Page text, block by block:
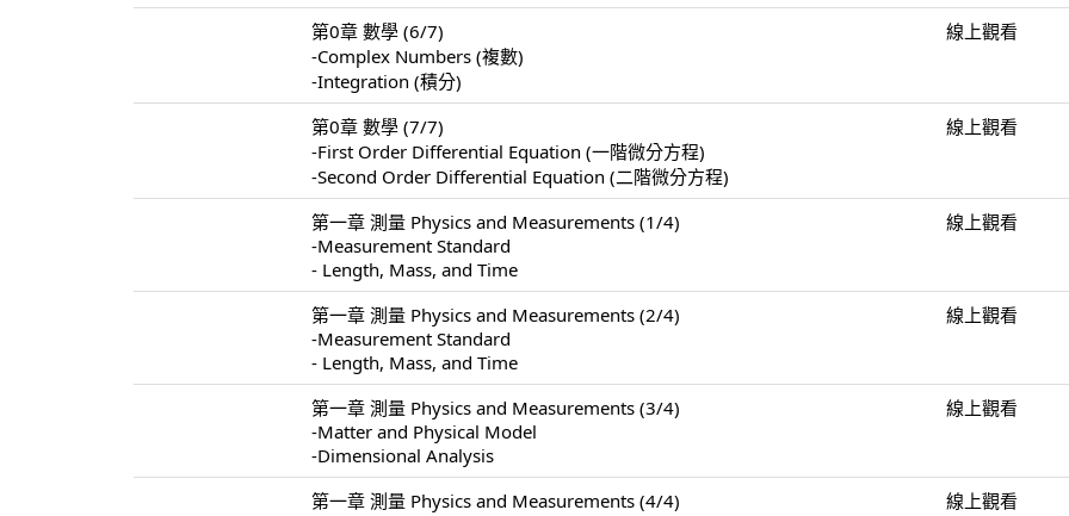
第0章 數學 (6/7)
-Complex Numbers (複數)
-Integration (積分)
線上觀看
第0章 數學 (7/7)
-First Order Differential Equation (一階微分方程)
-Second Order Differential Equation (二階微分方程)
線上觀看
第一章 測量 Physics and Measurements (1/4)
-Measurement Standard
- Length, Mass, and Time
線上觀看
第一章 測量 Physics and Measurements (2/4)
-Measurement Standard
- Length, Mass, and Time
線上觀看
第一章 測量 Physics and Measurements (3/4)
-Matter and Physical Model
-Dimensional Analysis
線上觀看
第一章 測量 Physics and Measurements (4/4)
線上觀看